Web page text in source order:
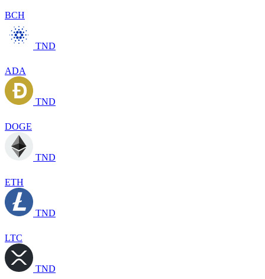
BCH
TND
ADA
TND
DOGE
TND
ETH
TND
LTC
TND